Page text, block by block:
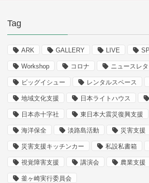
Tag
ARK GALLERY LIVE
Workshop コロナ ニュースレ
ビッグイシュー レンタルスペース
地域文化支援 日本ライトハウス
日本赤十字社 東日本大震災復興支援
海洋保全 淡路島活動 災害支援
災害支援キッチンカー 私設私書箱
視覚障害支援 講演会 農業支援
釜ヶ崎実行委員会